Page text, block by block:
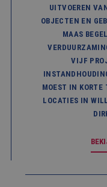
UITVOEREN
OBJECTEN EN
MAAS
VIJF
MOEST IN KORTE
LOCATIES IN